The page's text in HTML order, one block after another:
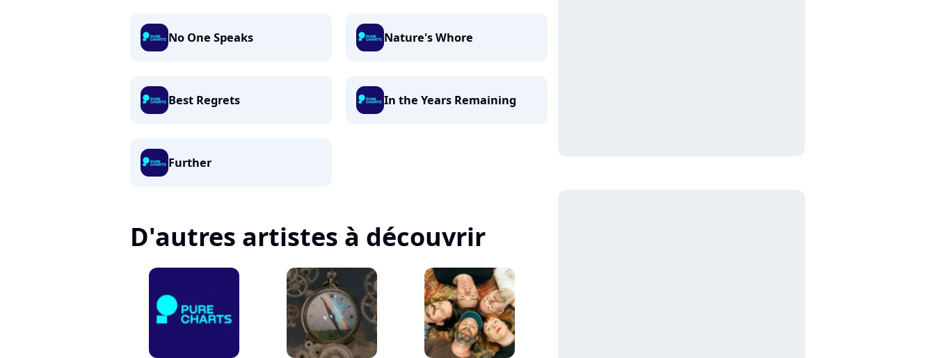
No One Speaks Nature's Whore
Best Regrets In the Years Remaining
Further
D'autres artistes à découvrir